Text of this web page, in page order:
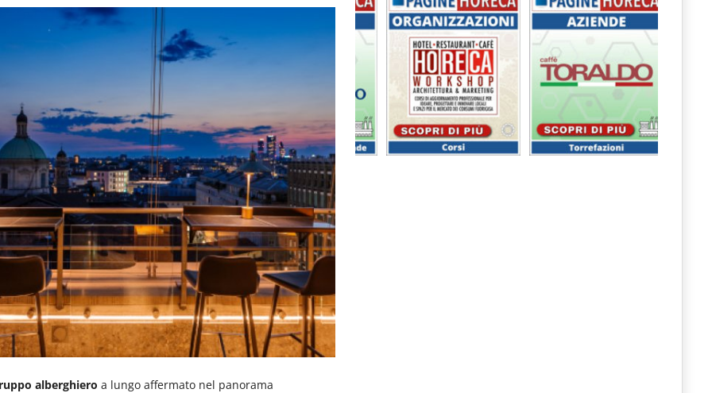
alberghiero a lungo affermato nel panorama